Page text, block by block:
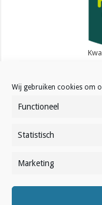
Wij gebruiken cookies om
Functioneel
Statistisch
Marketing
Contact